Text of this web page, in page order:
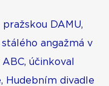
DAMU,
angažmá v
účinkoval
Hudebním divadle